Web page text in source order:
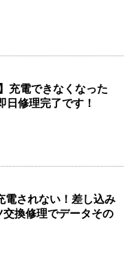
充電できなくなった
日修理完了です！
電されない！差し込み
交換修理でデータその